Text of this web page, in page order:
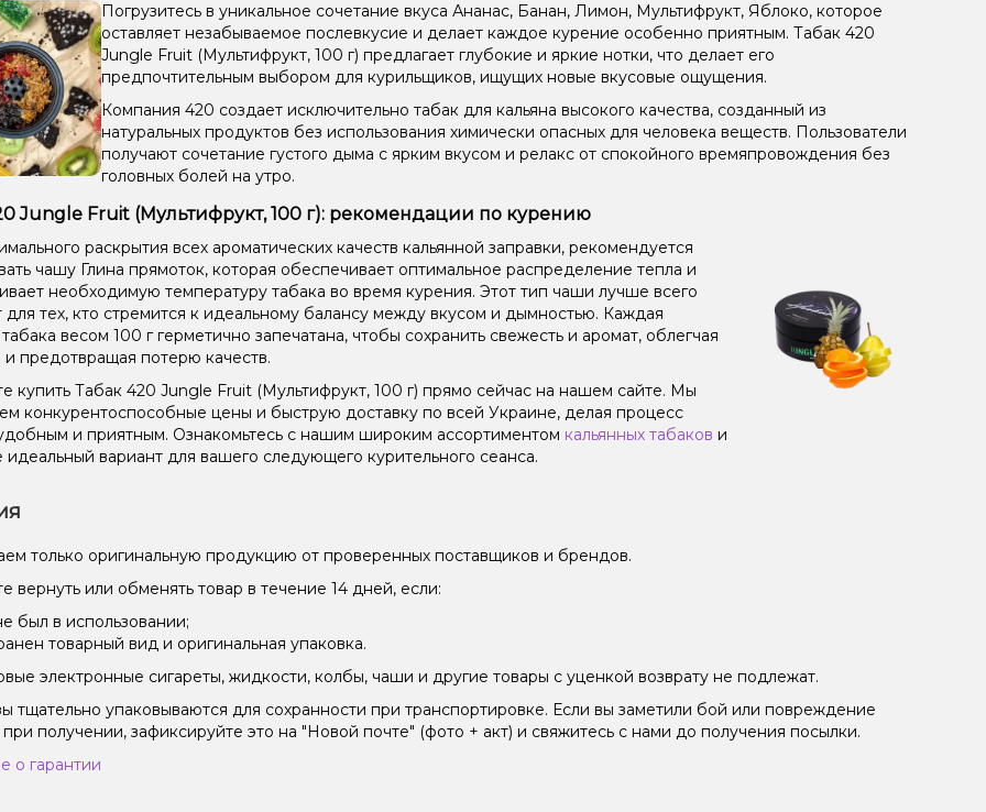
Погрузитесь в уникальное сочетание вкуса Ананас, Банан, Лимон, Мультифрукт, Яблоко, которое
оставляет незабываемое послевкусие и делает каждое курение особенно приятным. Табак 420
Jungle Fruit (Мультифрукт, 100 г) предлагает глубокие и яркие нотки, что делает его
предпочтительным выбором для курильщиков, ищущих новые вкусовые ощущения.
Компания 420 создает исключительно табак для кальяна высокого качества, созданный из
натуральных продуктов без использования химически опасных для человека веществ. Пользователи
получают сочетание густого дыма с ярким вкусом и релакс от спокойного времяпровождения без
головных болей на утро.
Jungle Fruit (Мультифрукт, 100 г): рекомендации по курению
раскрытия всех ароматических качеств кальянной заправки, рекомендуется
чашу Глина прямоток, которая обеспечивает оптимальное распределение тепла и
необходимую температуру табака во время курения. Этот тип чаши лучше всего
для тех, кто стремится к идеальному балансу между вкусом и дымностью. Каждая
весом 100 г герметично запечатана, чтобы сохранить свежесть и аромат, облегчая
и предотвращая потерю качеств.
купить Табак 420 Jungle Fruit (Мультифрукт, 100 г) прямо сейчас на нашем сайте. Мы
конкурентоспособные цены и быструю доставку по всей Украине, делая процесс
и приятным. Ознакомьтесь с нашим широким ассортиментом кальянных табаков и
идеальный вариант для вашего следующего курительного сеанса.
только оригинальную продукцию от проверенных поставщиков и брендов.
вернуть или обменять товар в течение 14 дней, если:
был в использовании;
товарный вид и оригинальная упаковка.
электронные сигареты, жидкости, колбы, чаши и другие товары с уценкой возврату не подлежат.
тщательно упаковываются для сохранности при транспортировке. Если вы заметили бой или повреждение
получении, зафиксируйте это на "Новой почте" (фото + акт) и свяжитесь с нами до получения посылки.
о гарантии